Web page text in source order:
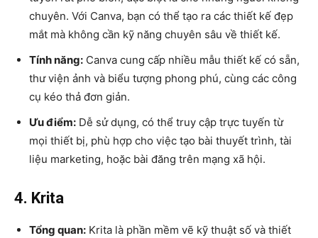
chuyên. Với Canva, bạn có thể tạo ra các thiết kế đẹp
mắt mà không cần kỹ năng chuyên sâu về thiết kế.
Tính năng: Canva cung cấp nhiều mẫu thiết kế có sẵn,
thư viện ảnh và biểu tượng phong phú, cùng các công
cụ kéo thả đơn giản.
Ưu điểm: Dễ sử dụng, có thể truy cập trực tuyến từ
mọi thiết bị, phù hợp cho việc tạo bài thuyết trình, tài
liệu marketing, hoặc bài đăng trên mạng xã hội.
4. Krita
Tổng quan: Krita là phần mềm vẽ kỹ thuật số và thiết